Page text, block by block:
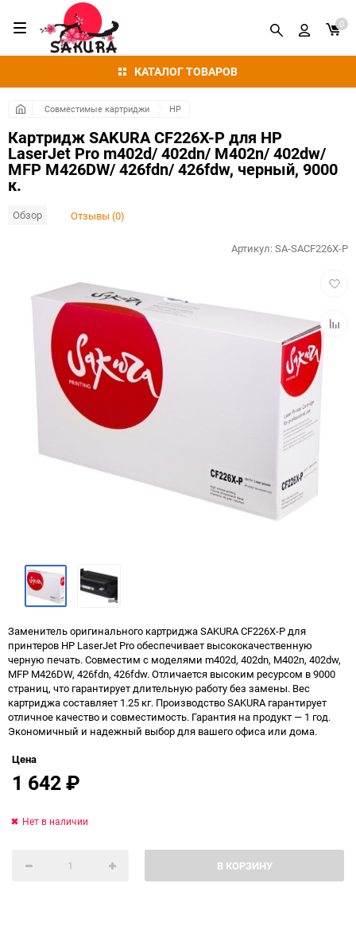
КАТАЛОГ ТОВАРОВ
0
Совместимые картриджи HP
Картридж SAKURA CF226X-P для HP
LaserJet Pro m402d/ 402dn/ M402n/ 402dw/
MFP M426DW/ 426fdn/ 426fdw, черный, 9000
к.
Обзор Отзывы (0)
к
Артикул:SA-SACF226X-P
Заменитель оригинального картриджа SAKURA CF226X-P для
принтеров HP LaserJet Pro обеспечивает высококачественную
черную печать. Совместим с моделями m402d, 402dn, M402n, 402dw,
MFP M426DW, 426fdn, 426fdw. Отличается высоким ресурсом в 9000
страниц, что гарантирует длительную работу без замены. Вес
картриджа составляет 1.25 кг. Производство SAKURA гарантирует
отличное качество и совместимость. Гарантия на продукт — 1 год.
Экономичный и надежный выбор для вашего офиса или дома.
Цена
1 642₽
В КОРЗИНУ
Нет в наличии